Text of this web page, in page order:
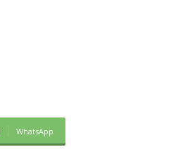
WhatsApp